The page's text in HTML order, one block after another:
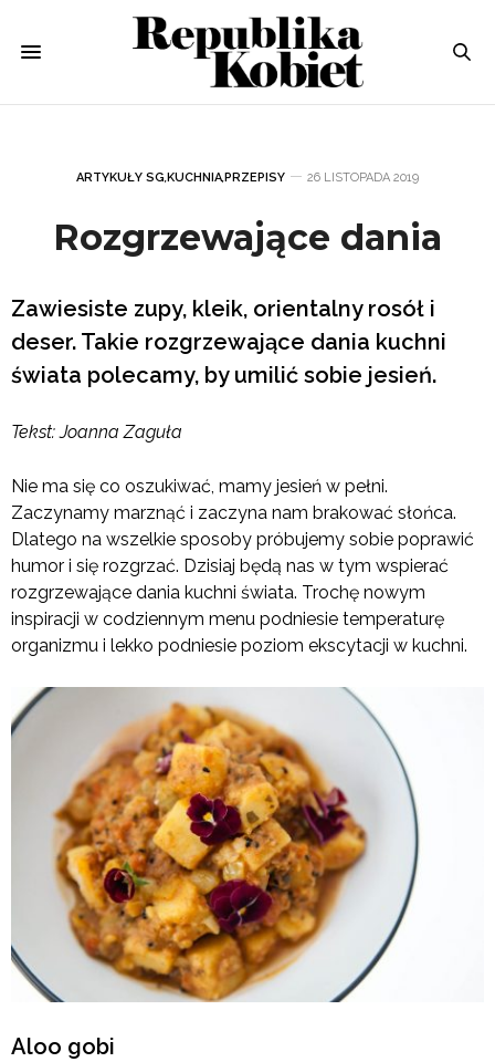
ARTYKUŁY SG,KUCHNIA,PRZEPISY 26 LISTOPADA 2019
Rozgrzewające dania
Zawiesiste zupy, kleik, orientalny rosół i
deser. Takie rozgrzewające dania kuchni
świata polecamy, by umilić sobie jesień.
Tekst: Joanna Zaguła
Nie ma się co oszukiwać, mamy jesień w pełni.
Zaczynamy marznąć i zaczyna nam brakować słońca.
Dlatego na wszelkie sposoby próbujemy sobie poprawić
humor i się rozgrzać. Dzisiaj będą nas w tym wspierać
rozgrzewające dania kuchni świata. Trochę nowym
inspiracji w codziennym menu podniesie temperaturę
organizmu i lekko podniesie poziom ekscytacji w kuchni.
Aloo gobi